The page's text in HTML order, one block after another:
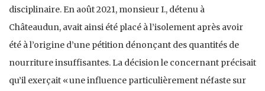
disciplinaire. En août 2021, monsieur I., détenu à
Châteaudun, avait ainsi été placé à l’isolement après avoir
été à l’origine d’une pétition dénonçant des quantités de
nourriture insuffisantes. La décision le concernant précisait
qu’il exerçait « une influence particulièrement néfaste sur